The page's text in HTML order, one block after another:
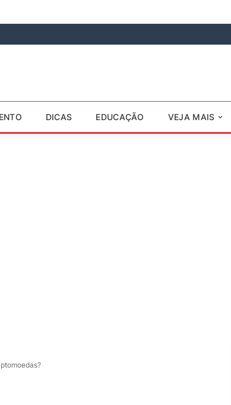
DICAS EDUCAÇÃO VEJA MAIS